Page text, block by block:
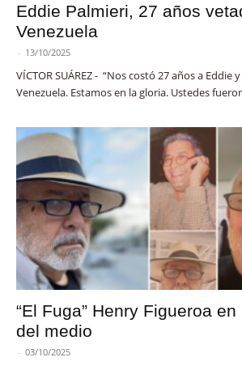
Eddie Palmieri, 27 años
Venezuela
- 13/10/2025
VÍCTOR SUÁREZ - “Nos costó 27 años a Eddie
Venezuela. Estamos en la gloria. Ustedes
“El Fuga” Henry Figueroa
del medio
- 03/10/2025